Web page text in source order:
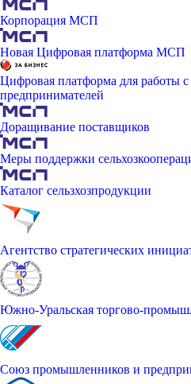
Корпорация МСП
Новая Цифровая платформа МСП
Цифровая платформа для работы
предпринимателей
Доращивание поставщиков
Меры поддержки
Каталог сельзхозпродукции
Агентство стратегических
Южно-Уральская торгово-
Союз промышленников и